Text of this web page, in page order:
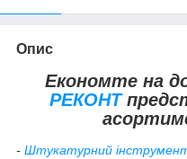
Опис
Економте на
РЕКОНТ
- Штукатурний